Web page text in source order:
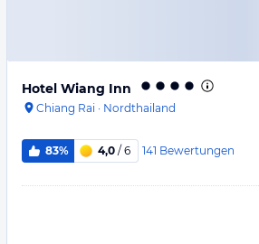
Hotel Wiang Inn
Chiang Rai · Nordthailand
83% 4,0 / 6 141 Bewertungen